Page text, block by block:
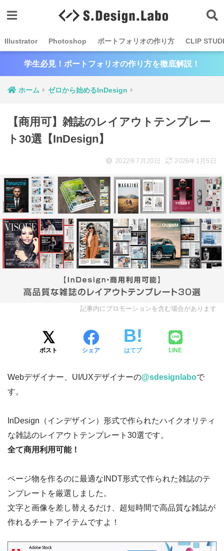
Illustrator Photoshop ポートフォリオの作り方 CLIP
学生必見！ポートフォリオの作り方を徹底解説！
ホーム ゼロから始めるInDesign
【商用可】雑誌のレイアウトテンプレー
ト30選【InDesign】
2022年7月20日 2026年1月5日
記事内にプロモーションを含む場合があります
ポスト シェア はてブ LINE
Webデザイナー、UI/UXデザイナーの@sdesignlaboで
す。
InDesign（インデザイン）形式で作られたハイクオリティ
な雑誌のレイアウトテンプレート30選です。
全て商用利用可能！
ページ物を作るのに最適なINDT形式で作られた雑誌のテ
ンプレートを厳選しました。
文字と画像を差し替えるだけ、超短時間で高品質な雑誌が
作れるチートアイテムですよ！